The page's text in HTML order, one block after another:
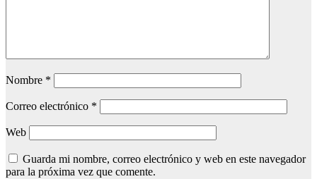
Nombre *
Correo electrónico *
Web
Guarda mi nombre, correo electrónico y web en este navegador
para la próxima vez que comente.